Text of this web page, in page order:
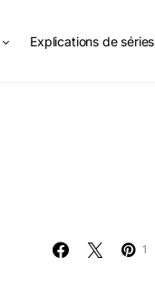
Explications de séries
1